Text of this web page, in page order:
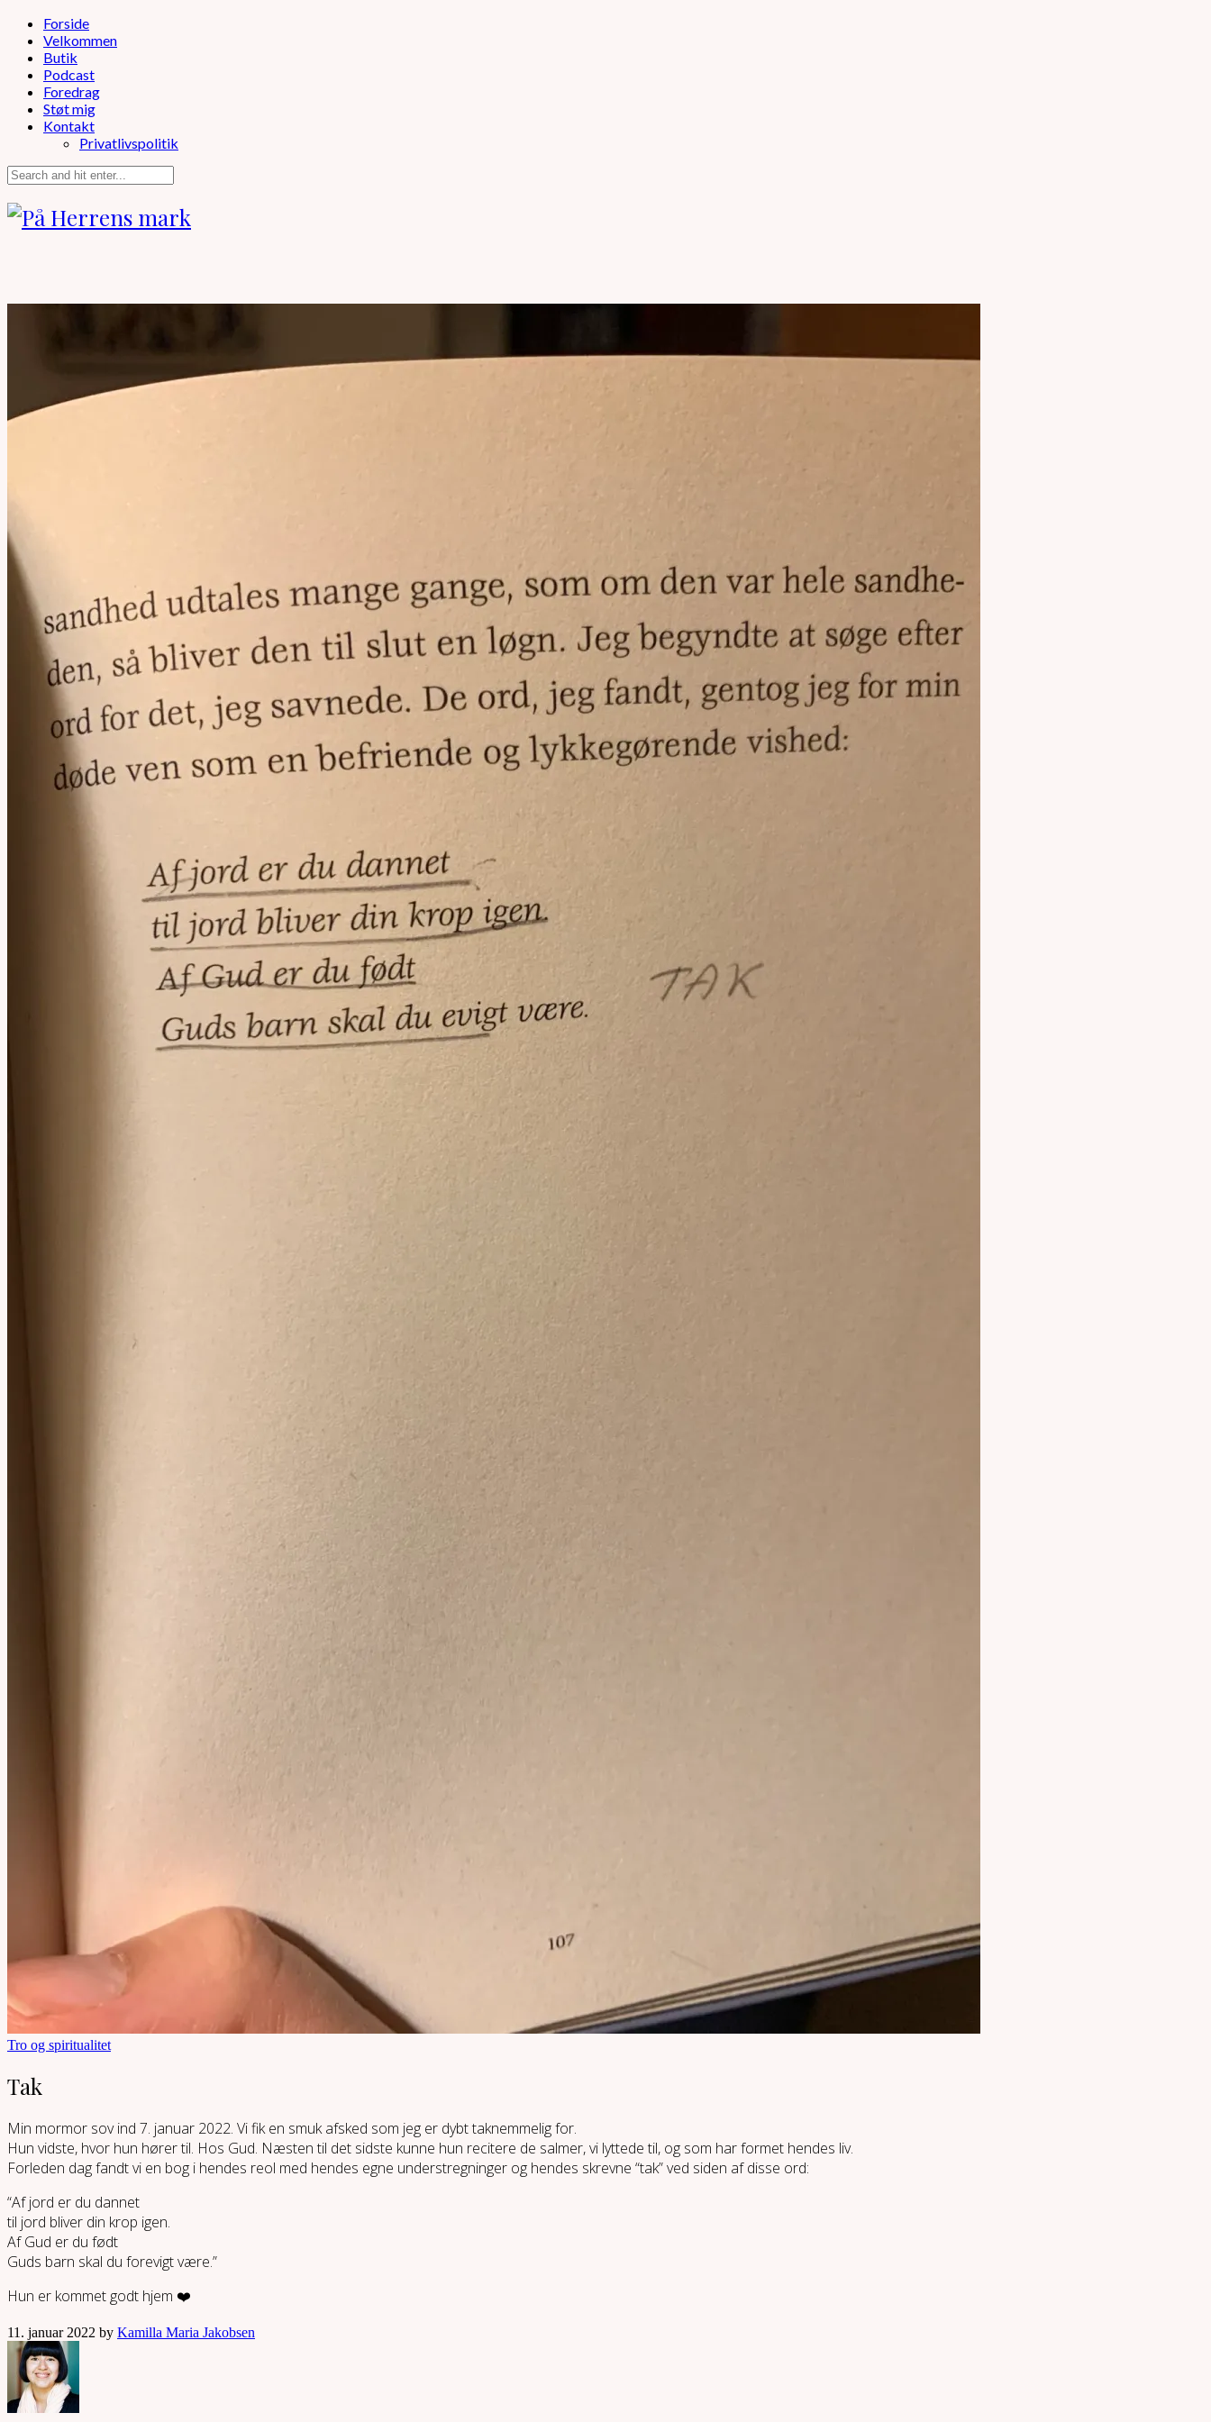
Forside
Velkommen
Butik
Podcast
Foredrag
Støt mig
Kontakt
Privatlivspolitik
Tro og spiritualitet
Tak
Min mormor sov ind 7. januar 2022. Vi fik en smuk afsked som jeg er dybt taknemmelig for.
Hun vidste, hvor hun hører til. Hos Gud. Næsten til det sidste kunne hun recitere de salmer, vi lyttede til, og som har formet hendes liv.
Forleden dag fandt vi en bog i hendes reol med hendes egne understregninger og hendes skrevne “tak” ved siden af disse ord:
“Af jord er du dannet
til jord bliver din krop igen.
Af Gud er du født
Guds barn skal du forevigt være.”
Hun er kommet godt hjem ❤️
11. januar 2022 by Kamilla Maria Jakobsen